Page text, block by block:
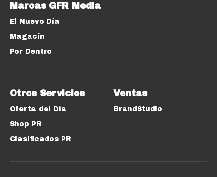
Marcas GFR Media
El Nuevo Día
Magacín
Por Dentro
Otros Servicios
Oferta del Día
Shop PR
Clasificados PR
Ventas
BrandStudio